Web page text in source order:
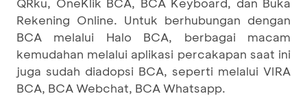
Rekening Online. Untuk berhubungan dengan
BCA melalui Halo BCA, berbagai macam
kemudahan melalui aplikasi percakapan saat ini
juga sudah diadopsi BCA, seperti melalui VIRA
BCA, BCA Webchat, BCA Whatsapp.